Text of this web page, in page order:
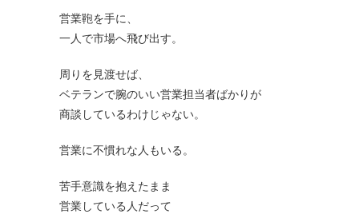
営業鞄を手に、
一人で市場へ飛び出す。
周りを見渡せば、
ベテランで腕のいい営業担当者ばかりが
商談しているわけじゃない。
営業に不慣れな人もいる。
苦手意識を抱えたまま
営業している人だって